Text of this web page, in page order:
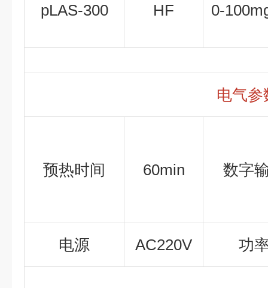
pLAS-300 HF 0-
电气参
预热时间 60min 数字
电源 AC220V 功